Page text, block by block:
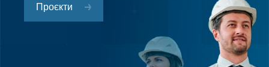
Проєкти